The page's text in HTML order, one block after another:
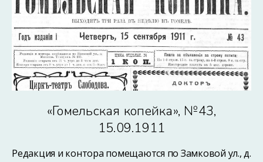
«Гомельская копейка», №43,
15.09.1911
Редакция и контора помещаются по Замковой ул., д.